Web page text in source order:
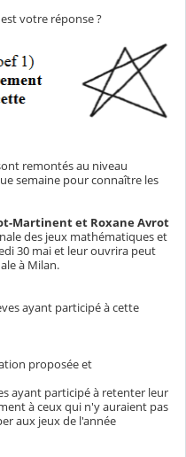
votre réponse ?
remontés au niveau
semaine pour connaître les
Martinent et Roxane Avrot
des jeux mathématiques et
30 mai et leur ouvrira peut
à Milan.
ayant participé à cette
proposée et
ayant participé à retenter leur
à ceux qui n'y auraient pas
aux jeux de l'année